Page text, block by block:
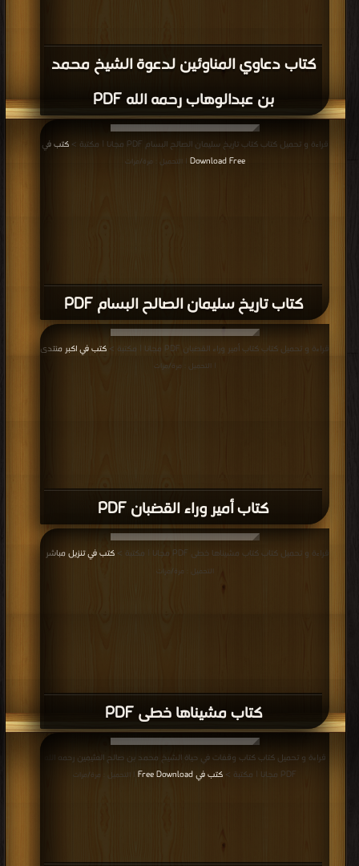
كتاب دعاوي المناوئين لدعوة الشيخ محمد
بن عبدالوهاب رحمه الله PDF
كتاب تاريخ سليمان الصالح البسام PDF
قراءة و تحميل كتاب كتاب تاريخ سليمان الصالح البسام PDF مجانا | مكتبة >
كتب في
Download Free
| التحميل : مرة/مرات
كتاب أمير وراء القضبان PDF
قراءة و تحميل كتاب كتاب أمير وراء القضبان PDF مجانا | مكتبة > كتب في اكبر منتدى
| التحميل : مرة/مرات
كتاب مشيناها خطى PDF
قراءة و تحميل كتاب كتاب مشيناها خطى PDF مجانا | مكتبة > كتب في تنزيل مباشر
التحميل : مرة/مرات
قراءة و تحميل كتاب كتاب وقفات في حياة الشيخ محمد بن صالح العثيمين رحمه الله
PDF مجانا | مكتبة >
كتب في Free Download | التحميل : مرة/مرات